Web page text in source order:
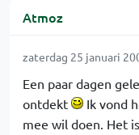
Atmoz
zaterdag 25 januari
Een paar dagen
ontdekt
Ik vond
mee wil doen. Het